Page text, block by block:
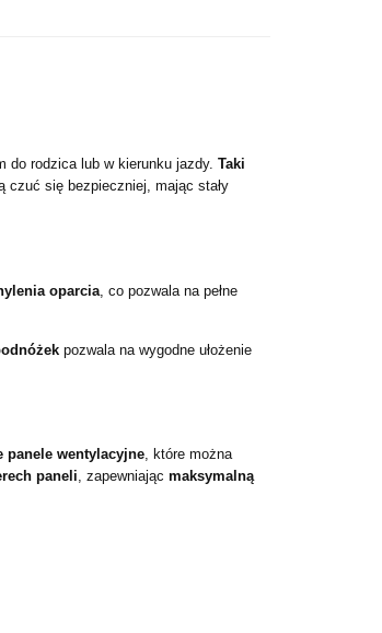
rodzica lub w kierunku jazdy. Taki
czuć się bezpieczniej, mając stały
oparcia, co pozwala na pełne
pozwala na wygodne ułożenie
panele wentylacyjne, które można
paneli, zapewniając maksymalną